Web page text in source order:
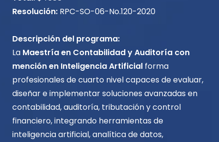
Resolución: RPC-SO-06-No.120-2020
Descripción del programa:
La Maestría en Contabilidad y Auditoría con
mención en Inteligencia Artificial forma
profesionales de cuarto nivel capaces de evaluar,
diseñar e implementar soluciones avanzadas en
contabilidad, auditoría, tributación y control
financiero, integrando herramientas de
inteligencia artificial, analítica de datos,